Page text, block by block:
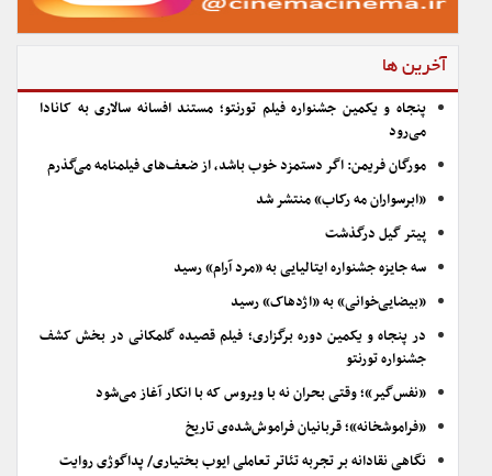
آخرین ها
پنجاه و یکمین جشنواره فیلم تورنتو؛ مستند افسانه سالاری به کانادا
می‌رود
مورگان فریمن: اگر دستمزد خوب باشد، از ضعف‌های فیلمنامه می‌گذرم
«ابرسواران مه رکاب» منتشر شد
پیتر گیل درگذشت
سه جایزه جشنواره ایتالیایی به «مرد آرام» رسید
«بیضایی‌خوانی» به «اژدهاک» رسید
در پنجاه و یکمین دوره برگزاری؛ فیلم قصیده گلمکانی در بخش کشف
جشنواره تورنتو
«نفس‌گیر»؛ وقتی بحران نه با ویروس که با انکار آغاز می‌شود
«فراموشخانه»؛ قربانیان فراموش‌شده‌ی تاریخ
نگاهی نقادانه بر تجربه تئاتر تعاملی ایوب بختیاری/ پداگوژی روایت